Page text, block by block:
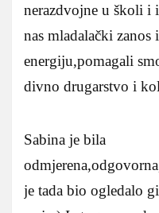
nerazdvojne u školi i
nas mladalački zanos
energiju,pomagali
divno drugarstvo i
Sabina je bila
je tada bio ogledalo